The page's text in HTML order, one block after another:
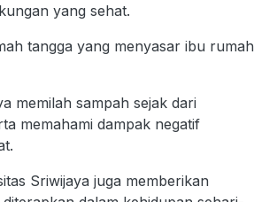
yang sehat.
tangga yang menyasar ibu rumah
memilah sampah sejak dari
memahami dampak negatif
Sriwijaya juga memberikan